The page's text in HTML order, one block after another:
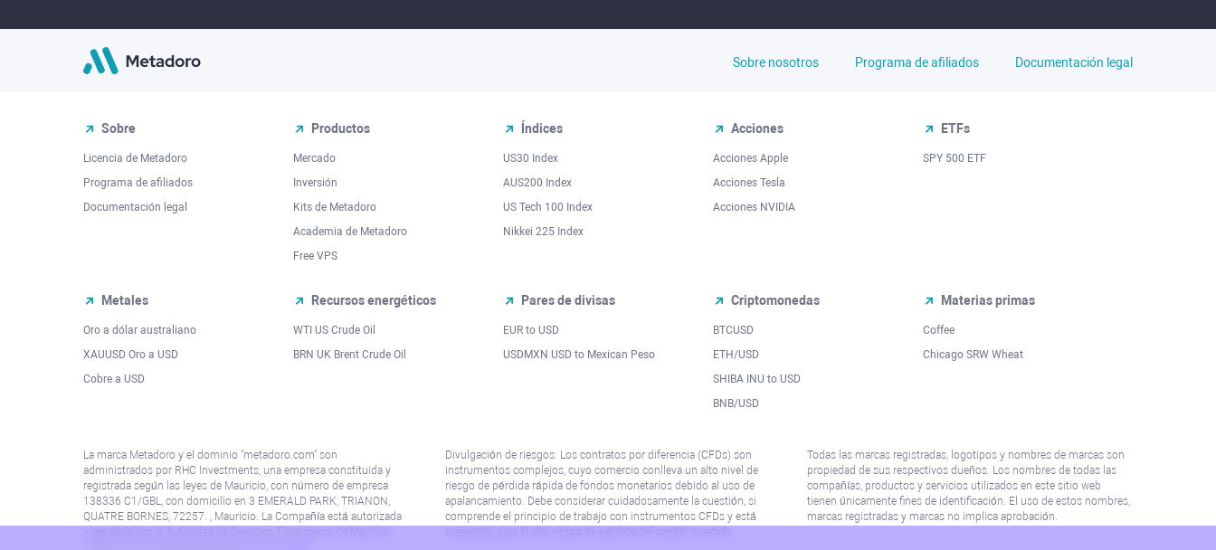
Sobre nosotros Programa de afiliados Documentación legal
Sobre
Licencia de Metadoro
Programa de afiliados
Documentación legal
Productos
Mercado
Inversión
Kits de Metadoro
Academia de Metadoro
Free VPS
Índices
US30 Index
AUS200 Index
US Tech 100 Index
Nikkei 225 Index
Acciones
Acciones Apple
Acciones Tesla
Acciones NVIDIA
ETFs
SPY 500 ETF
Metales
Oro a dólar australiano
XAUUSD Oro a USD
Cobre a USD
Recursos energéticos
WTI US Crude Oil
BRN UK Brent Crude Oil
Pares de divisas
EUR to USD
USDMXN USD to Mexican Peso
Criptomonedas
BTCUSD
ETH/USD
SHIBA INU to USD
BNB/USD
Materias primas
Coffee
Chicago SRW Wheat
La marca Metadoro y el dominio "metadoro.com" son
administrados por RHC Investments, una empresa constituida y
registrada según las leyes de Mauricio, con número de empresa
138336 C1/GBL, con domicilio en 3 EMERALD PARK, TRIANON,
QUATRE BORNES, 72257. , Mauricio. La Compañía está autorizada
y regulada por la Autoridad de Servicios Financieros de Mauricio
Divulgación de riesgos: Los contratos por diferencia (CFDs) son
instrumentos complejos, cuyo comercio conlleva un alto nivel de
riesgo de pérdida rápida de fondos monetarios debido al uso de
apalancamiento. Debe considerar cuidadosamente la cuestión, si
comprende el principio de trabajo con instrumentos CFDs y está
Todas las marcas registradas, logotipos y nombres de marcas son
propiedad de sus respectivos dueños. Los nombres de todas las
compañías, productos y servicios utilizados en este sitio web
tienen únicamente fines de identificación. El uso de estos nombres,
marcas registradas y marcas no implica aprobación.